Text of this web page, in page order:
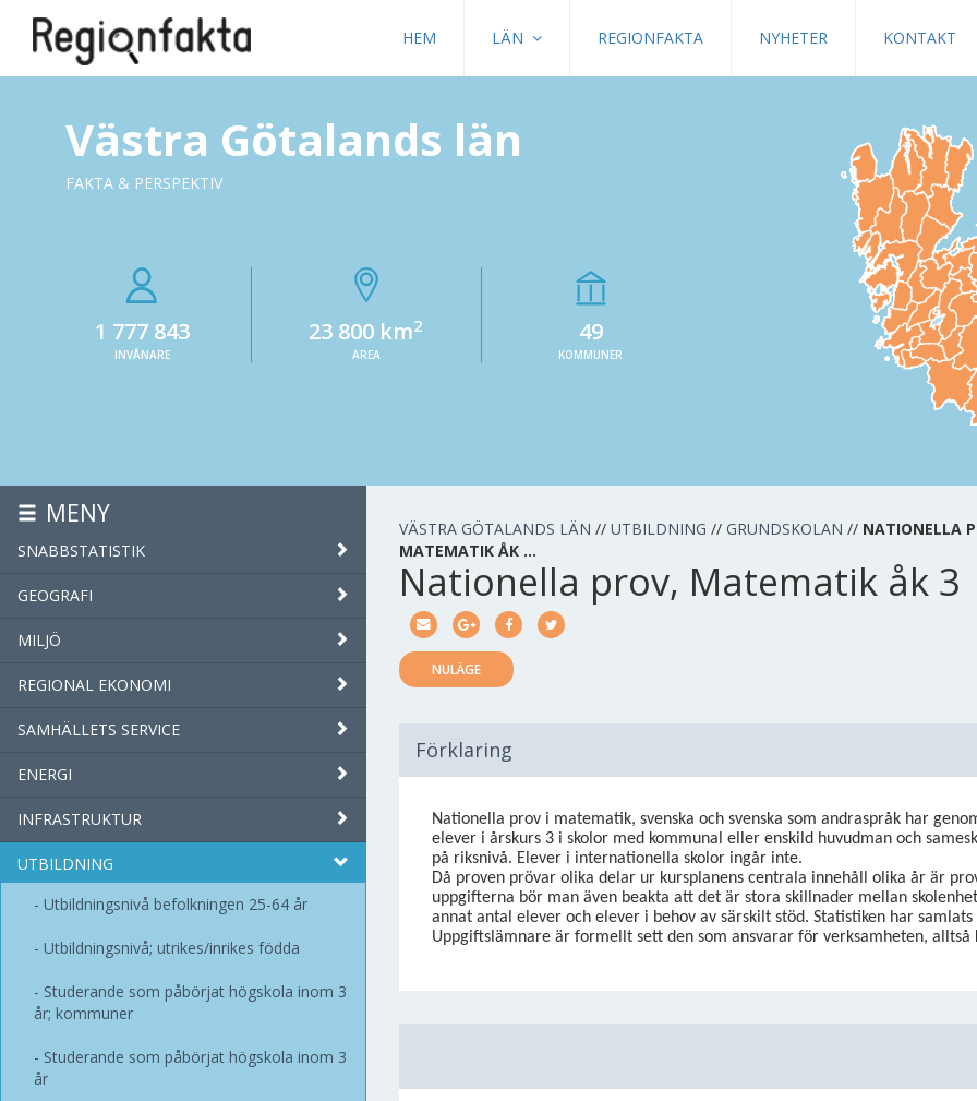
HEM LÄN REGIONFAKTA NYHETER KONTAKT
Västra Götalands län
FAKTA & PERSPEKTIV
1 777 843
INVÅNARE
23 800 km2
AREA
49
KOMMUNER
MENY
SNABBSTATISTIK
GEOGRAFI
MILJÖ
REGIONAL EKONOMI
SAMHÄLLETS SERVICE
ENERGI
INFRASTRUKTUR
UTBILDNING
Utbildningsnivå befolkningen 25-64 år
Utbildningsnivå; utrikes/inrikes födda
Studerande som påbörjat högskola inom 3
år; kommuner
Studerande som påbörjat högskola inom 3
år
VÄSTRA GÖTALANDS LÄN // UTBILDNING // GRUNDSKOLAN // NATIONELLA
MATEMATIK ÅK …
Nationella prov, Matematik åk 3
NULÄGE
Förklaring
Nationella prov i matematik, svenska och svenska som andraspråk har
elever i årskurs 3 i skolor med kommunal eller enskild huvudman och
på riksnivå. Elever i internationella skolor ingår inte.
Då proven prövar olika delar ur kursplanens centrala innehåll olika år är
uppgifterna bör man även beakta att det är stora skillnader mellan
annat antal elever och elever i behov av särskilt stöd. Statistiken har
Uppgiftslämnare är formellt sett den som ansvarar för verksamheten,